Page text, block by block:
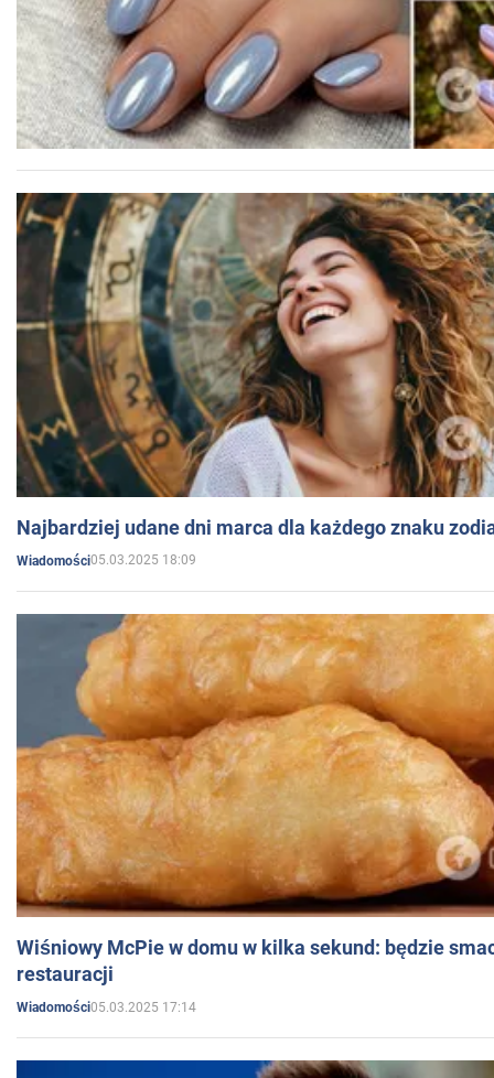
Najbardziej udane dni marca dla każdego znaku
Wiadomości05.03.2025 18:09
Wiśniowy McPie w domu w kilka sekund: będzie
restauracji
Wiadomości05.03.2025 17:14